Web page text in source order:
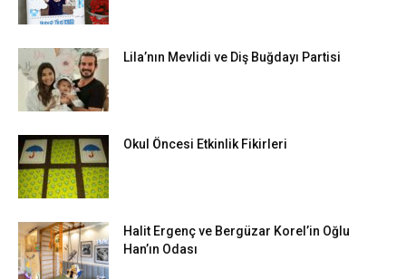
Lila’nın Mevlidi ve Diş Buğdayı Partisi
Okul Öncesi Etkinlik Fikirleri
Halit Ergenç ve Bergüzar Korel’in Oğlu
Han’ın Odası